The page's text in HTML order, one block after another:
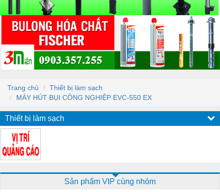
Trang chủ
Thiết bị làm sạch
MÁY HÚT BỤI CÔNG NGHIỆP EVC-550 EX
Thiết bị làm sạch
Sản phẩm VIP cùng nhóm